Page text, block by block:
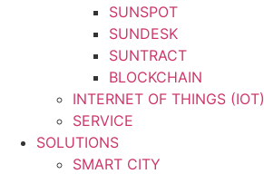
SUNSPOT
SUNDESK
SUNTRACT
BLOCKCHAIN
INTERNET OF THINGS (IOT)
SERVICE
SOLUTIONS
SMART CITY